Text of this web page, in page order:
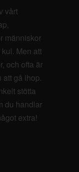
vårt
människor
Men att
och ofta är
att gå ihop.
stötta
du handlar
extra!